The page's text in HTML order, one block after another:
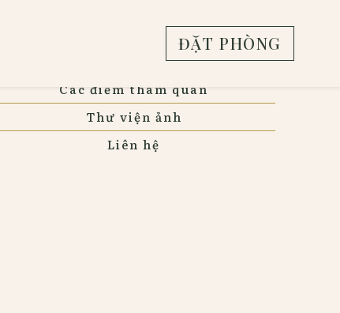
ĐẶT PHÒNG
Địa điểm & Bản đồ
Các điểm tham quan
Thư viện ảnh
Liên hệ